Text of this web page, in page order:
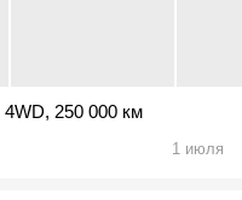
4WD, 250 000 км
1 июля